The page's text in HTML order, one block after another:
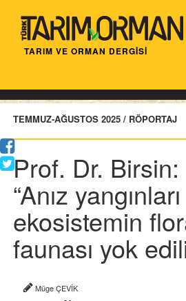
TARIM VE ORMAN DERGİSİ
TEMMUZ-AĞUSTOS 2025 / RÖPORTAJ
Prof. Dr. Birsin:
“Anız
ekosistemin
faunası yok
Müge ÇEVİK